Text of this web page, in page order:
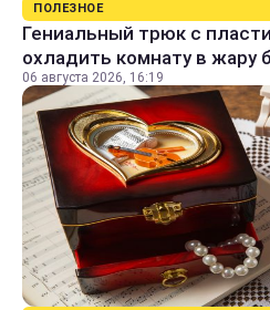
ПОЛЕЗНОЕ
Гениальный трюк с
охладить комнату в жару
06 августа 2026, 16:19